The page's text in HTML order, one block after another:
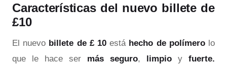
Características del nuevo billete de
£10
El nuevo billete de £ 10 está hecho de polímero lo
que le hace ser más seguro, limpio y fuerte.